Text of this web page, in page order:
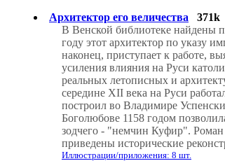
Архитектор его величества 371k
В Венской библиотеке найдены
году этот архитектор по указу
наконец, приступает к работе,
усиления влияния на Руси
реальных летописных и
середине XII века на Руси
построил во Владимире
Боголюбове 1158 годом
зодчего - "немчин Куфир". Роман
приведены исторические
Иллюстрации/приложения: 8 шт.